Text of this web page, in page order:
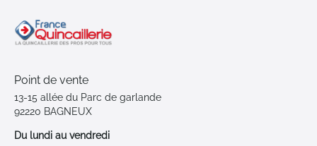
Point de vente
13-15 allée du Parc de garlande
92220 BAGNEUX
Du lundi au vendredi